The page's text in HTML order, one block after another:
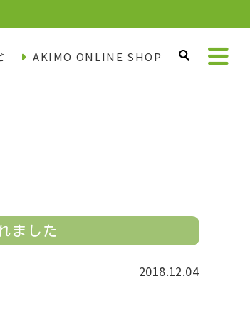
AKIMO ONLINE SHOP
ました
2018.12.04